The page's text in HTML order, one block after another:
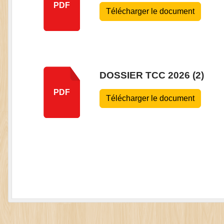
PDF
Télécharger le document
PDF
DOSSIER TCC 2026 (2)
Télécharger le document